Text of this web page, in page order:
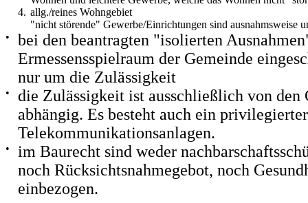
4. allg./reines Wohngebiet
"nicht störende" Gewerbe/Einrichtungen sind ausnahmsweise
•
bei den beantragten "isolierten
Ermessensspielraum der Gemeinde
nur um die Zulässigkeit
•
die Zulässigkeit ist ausschließlich von den
abhängig. Es besteht auch ein
Telekommunikationsanlagen.
•
im Baurecht sind weder
noch Rücksichtsnahmegebot, noch
einbezogen.